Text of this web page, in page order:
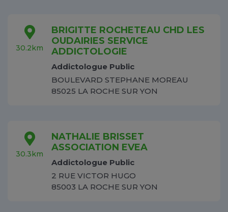
30.2km
BRIGITTE ROCHETEAU CHD LES
OUDAIRIES SERVICE
ADDICTOLOGIE
Addictologue Public
BOULEVARD STEPHANE MOREAU
85025 LA ROCHE SUR YON
30.3km
NATHALIE BRISSET
ASSOCIATION EVEA
Addictologue Public
2 RUE VICTOR HUGO
85003 LA ROCHE SUR YON